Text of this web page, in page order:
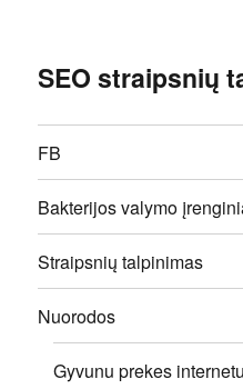
SEO straipsnių
FB
Bakterijos valymo
Straipsnių talpinimas
Nuorodos
Gyvunu prekes internetu